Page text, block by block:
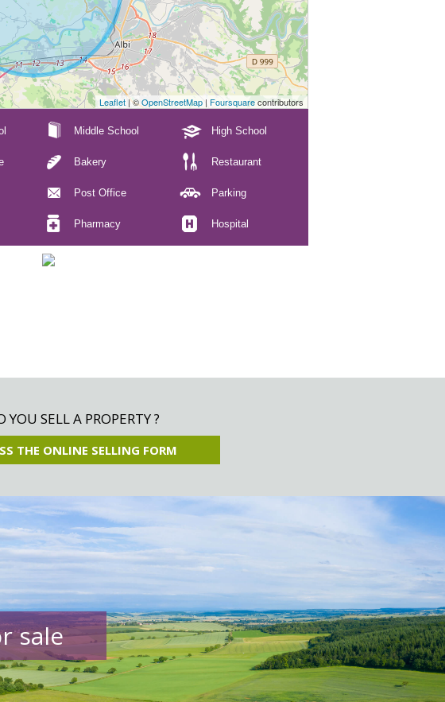
Leaflet | ©OpenStreetMap | Foursquarecontributors
Middle School High School
Bakery Restaurant
Post Office Parking
Pharmacy Hospital
YOU SELL A PROPERTY ?
THE ONLINE SELLING FORM
sale